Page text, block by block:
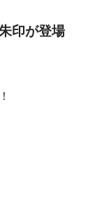
印が登場